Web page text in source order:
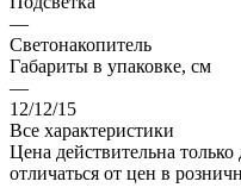
—
Светонакопитель
Габариты в упаковке, см
—
12/12/15
Все характеристики
Цена действительна
отличаться от цен в